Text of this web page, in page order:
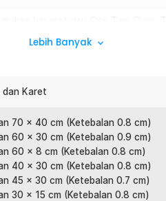
turut mencegah gelas
lebih mudah diambil saat
menyisakan tetesan air. Bar mat
dapat mengering dengan
oleh barista maupun bartender
penyajian minuman.
Lebih Banyak
dan Karet
70 x 40 cm (Ketebalan 0.8 cm)
60 x 30 cm (Ketebalan 0.9 cm)
60 x 8 cm (Ketebalan 0.8 cm)
40 x 30 cm (Ketebalan 0.8 cm)
45 x 30 cm (Ketebalan 0.7 cm)
30 x 15 cm (Ketebalan 0.8 cm)